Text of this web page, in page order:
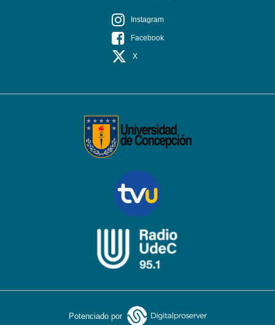
Instagram
Facebook
X
Potenciado por